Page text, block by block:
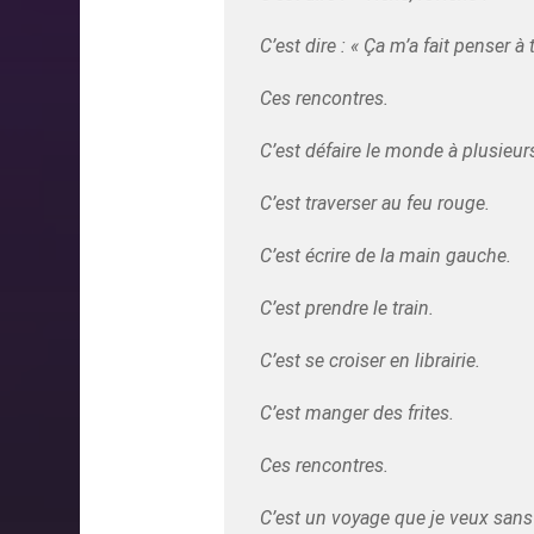
C’est dire : « Ça m’a fait penser à
Ces rencontres.
C’est défaire le monde à
C’est traverser au feu rouge.
C’est écrire de la main gauche.
C’est prendre le train.
C’est se croiser en librairie.
C’est manger des frites.
Ces rencontres.
C’est un voyage que je veux